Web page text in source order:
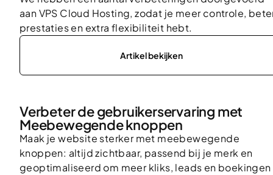
aan VPS Cloud Hosting, zodat je meer controle,
prestaties en extra flexibiliteit hebt.
Artikel bekijken
Verbeter de gebruikerservaring met
Meebewegende knoppen
Maak je website sterker met meebewegende
knoppen: altijd zichtbaar, passend bij je merk en
geoptimaliseerd om meer kliks, leads en boekingen